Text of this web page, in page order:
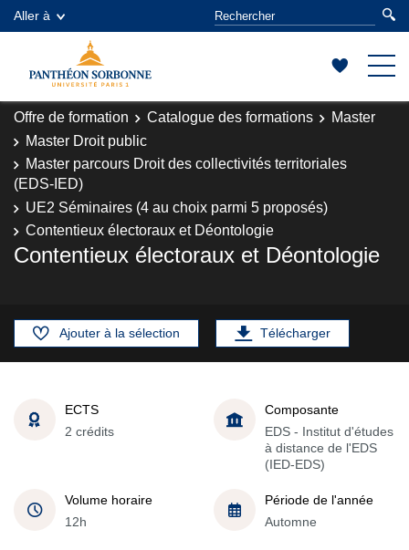
Aller à
Offre de formation Catalogue des formations
Master
Master Droit public
Master parcours Droit des collectivités territoriales
(EDS-IED)
UE2 Séminaires (4 au choix parmi 5 proposés)
Contentieux électoraux et Déontologie
Contentieux électoraux et Déontologie
Ajouter à la sélection Télécharger
ECTS
2 crédits
Composante
EDS - Institut d'études
à distance de l'EDS
(IED-EDS)
Volume horaire
12h
Période de l'année
Automne